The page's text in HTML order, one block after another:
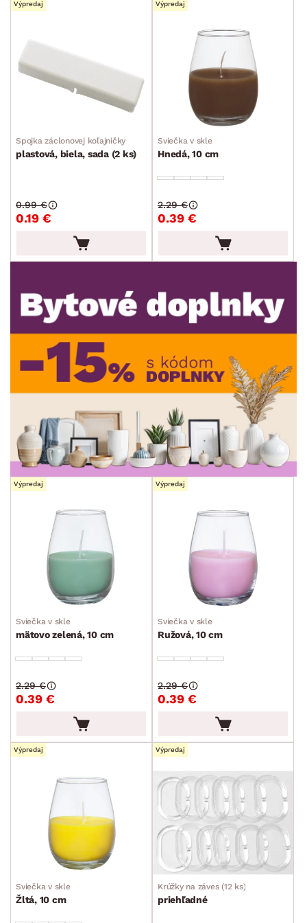
DEKOR
min. cm
min.
cm max.
min. cm max. cm
MATERIÁL
POVRCHOVÁ ÚPRAVA
TVAR
ŠTÝL
MIESTNOSŤ
SKLADOVOSŤ
Výpredaj
Spojka záclonovej koľajničky
plastová, biela, sada (2 ks)
0.19 €
0.99 €
Výpredaj
Sviečka v skle
Hnedá, 10 cm
0.39 €
2.29 €
Výpredaj
Sviečka v skle
mätovo zelená, 10 cm
0.39 €
2.29 €
Výpredaj
Sviečka v skle
Ružová, 10 cm
0.39 €
2.29 €
Výpredaj
Sviečka v skle
Žltá, 10 cm
Výpredaj
Krúžky na záves (12 ks)
priehľadné